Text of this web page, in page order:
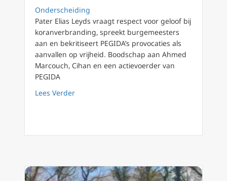
Onderscheiding
Pater Elias Leyds vraagt respect voor geloof bij
koranverbranding, spreekt burgemeesters
aan en bekritiseert PEGIDA’s provocaties als
aanvallen op vrijheid. Boodschap aan Ahmed
Marcouch, Cihan en een actievoerder van
PEGIDA
Lees Verderabout FilioQue 146: Koranverbranding?